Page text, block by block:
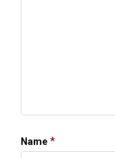
Name *